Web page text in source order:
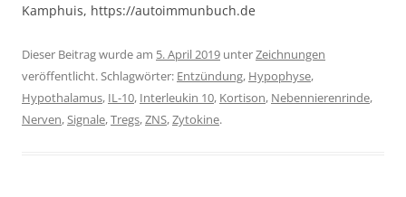
Kamphuis, https://autoimmunbuch.de
Dieser Beitrag wurde am 5. April 2019 unterZeichnungen
veröffentlicht. Schlagwörter: Entzündung, Hypophyse,
Hypothalamus, IL-10, Interleukin 10, Kortison, Nebennierenrinde,
Nerven, Signale,Tregs,ZNS,Zytokine.